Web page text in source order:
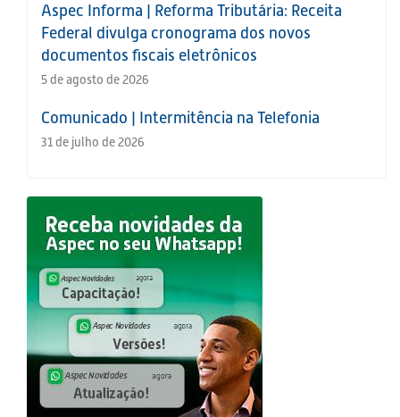
Aspec Informa | Reforma Tributária: Receita
Federal divulga cronograma dos novos
documentos fiscais eletrônicos
5 de agosto de 2026
Comunicado | Intermitência na Telefonia
31 de julho de 2026